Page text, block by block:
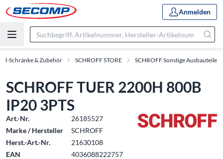
Anmelden
Schränke & Zubehör SCHROFF STORE SCHROFF Sonstige Ausbauteile
SCHROFF TUER 2200H 800B
IP20 3PTS
Art.-Nr.
26185527
Marke / Hersteller
SCHROFF
Herst.-Art.-Nr.
21630108
EAN
4036088222757